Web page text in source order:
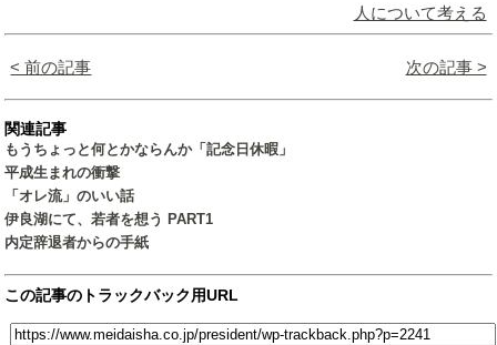
人について考える
< 前の記事 次の記事 >
関連記事
もうちょっと何とかならんか「記念日休暇」
平成生まれの衝撃
「オレ流」のいい話
伊良湖にて、若者を想う PART1
内定辞退者からの手紙
この記事のトラックバック用URL